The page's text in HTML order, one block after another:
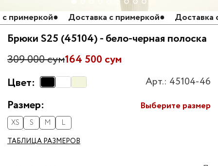
● Доставка с примеркой● Доставка с
Брюки S25 (45104) - бело-черная полоска
164 500 сум
309 000 сум
Цвет:
Арт.: 45104-46
Размер:
XS S M
L
ТАБЛИЦА РАЗМЕРОВ
Выберите размер